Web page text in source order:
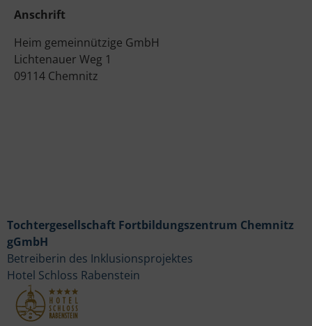
Anschrift
Heim gemeinnützige GmbH
Lichtenauer Weg 1
09114 Chemnitz
Tochtergesellschaft Fortbildungszentrum Chemnitz
gGmbH
Betreiberin des Inklusionsprojektes
Hotel Schloss Rabenstein